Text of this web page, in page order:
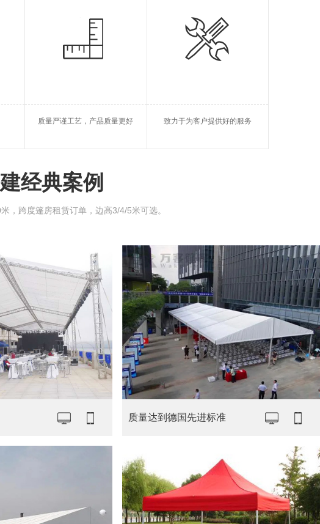
闵行区玻璃蓬房
质量严谨工艺，产品质量更好
闵行区遮阳雨棚
闵行区帐篷租用
致力于为客户提供好的服务
经典案例
，跨度篷房租赁订单，边高3/4/5米可选。
质量达到德国先进标准